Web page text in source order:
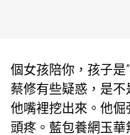
個女孩陪你，孩子是
蔡修有些疑惑，是
他嘴裡挖出來。他
頭疼。藍包養網玉華